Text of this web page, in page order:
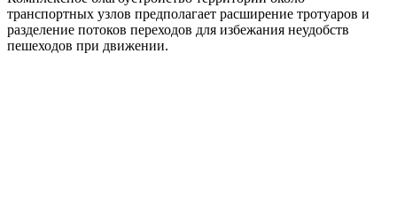
транспортных узлов предполагает расширение тротуаров и
разделение потоков переходов для избежания неудобств
пешеходов при движении.